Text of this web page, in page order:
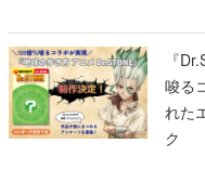
『
唆る
れた
ク